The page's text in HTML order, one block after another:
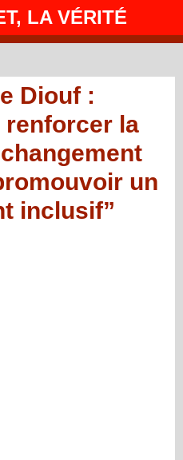
LA VÉRITÉ
Diouf :
renforcer la
un
inclusif”